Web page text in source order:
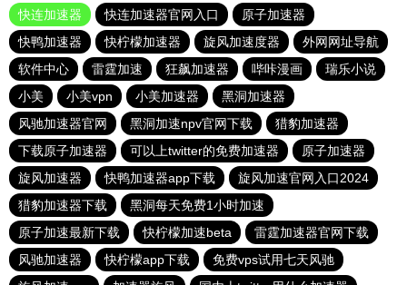
快连加速器
快连加速器官网入口
原子加速器
快鸭加速器
快柠檬加速器 旋风加速度器
外网网址导航
软件中心
雷霆加速 狂飙加速器 哔咔漫画
瑞乐小说
小美
小美vpn 小美加速器
黑洞加速器
风驰加速器官网
黑洞加速npv官网下载
猎豹加速器
下载原子加速器
可以上twitter的免费加速器
原子加速器
旋风加速器
快鸭加速器app下载
旋风加速官网入口2024
猎豹加速器下载
黑洞每天免费1小时加速
原子加速最新下载
快柠檬加速beta
雷霆加速器官网下载
风驰加速器
快柠檬app下载
免费vps试用七天风驰